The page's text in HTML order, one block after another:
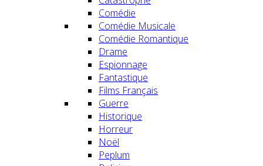
Comédie
Comédie Musicale
Comédie Romantique
Drame
Espionnage
Fantastique
Films Français
Guerre
Historique
Horreur
Noël
Peplum